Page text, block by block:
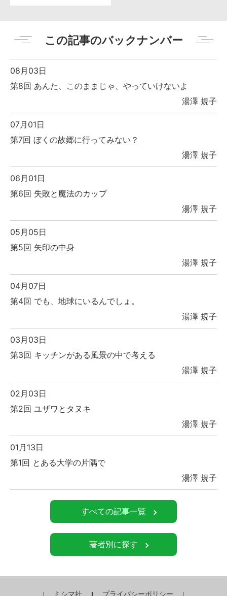
この記事のバックナンバー
08月03日
第8回 あんた、このままじゃ、やっていけないよ
湯澤 規子
07月01日
第7回 ぼくの故郷に行ってみない？
湯澤 規子
06月01日
第6回 失敗と魔法のカップ
湯澤 規子
05月05日
第5回 矢印の中身
湯澤 規子
04月07日
第4回 でも、地球にいるんでしょ。
湯澤 規子
03月03日
第3回 キッチンがある風景の中で考える
湯澤 規子
02月03日
第2回 ユザワとタヌキ
湯澤 規子
01月13日
第1回 とある大学の片隅で
湯澤 規子
すべての記事一覧
著者別に探す
ミシマ社 プライバシーポリシー